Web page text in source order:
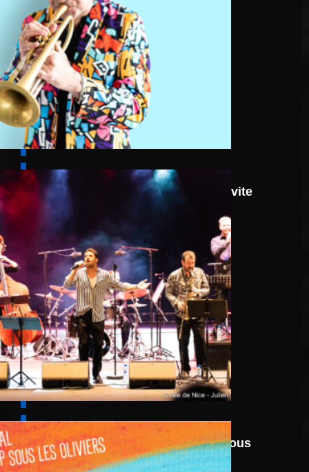
8 août
Walter Ricci
6 août 8 août 2026
Les Oliviers 2026